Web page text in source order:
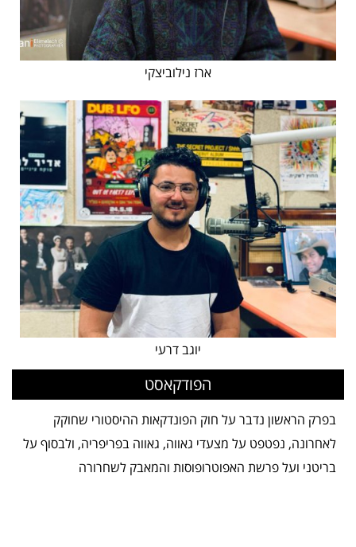
ארז נילוביצקי
יוגב דרעי
הפודקאסט
בפרק הראשון נדבר על חוק הפונדקאות ההיסטורי שחוקק
לאחרונה, נפטפט על מצעדי גאווה, גאווה בפריפריה, ולבסוף על
בריטני ועל פרשת האפוטרופוסות והמאבק לשחרורה